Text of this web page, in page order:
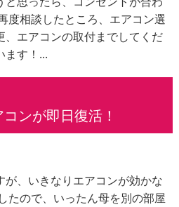
度相談したところ、エアコン選
、エアコンの取付までしてくだ
ます！...
ンが即日復活！
、いきなりエアコンが効かな
たので、いったん母を別の部屋